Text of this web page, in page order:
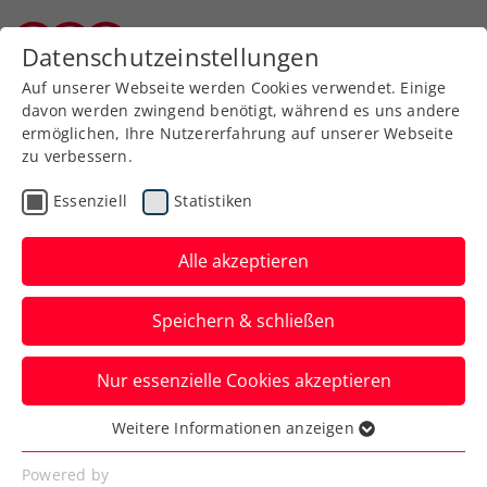
Zurück zur Newsübersicht
Turniere
Noch eine Woche Tennis
in Wien bei der „Official
Tennis Experience“
Noch bis 3. November hat die
sehenswerte Ausstellung im Studio F der
Wiener Stadthalle geöffnet.
Verfasst von: Presseaussendung / Redaktion, 28.10.2024
Datenschutzeinstellungen
Auf unserer Webseite werden Cookies verwendet. Einige
davon werden zwingend benötigt, während es uns andere
ermöglichen, Ihre Nutzererfahrung auf unserer Webseite
zu verbessern.
Essenziell Statistiken
Alle akzeptieren
Speichern & schließen
Nur essenzielle Cookies akzeptieren
Essenziell
Essenzielle Cookies werden für grundlegende
Weitere Informationen anzeigen
Powered by